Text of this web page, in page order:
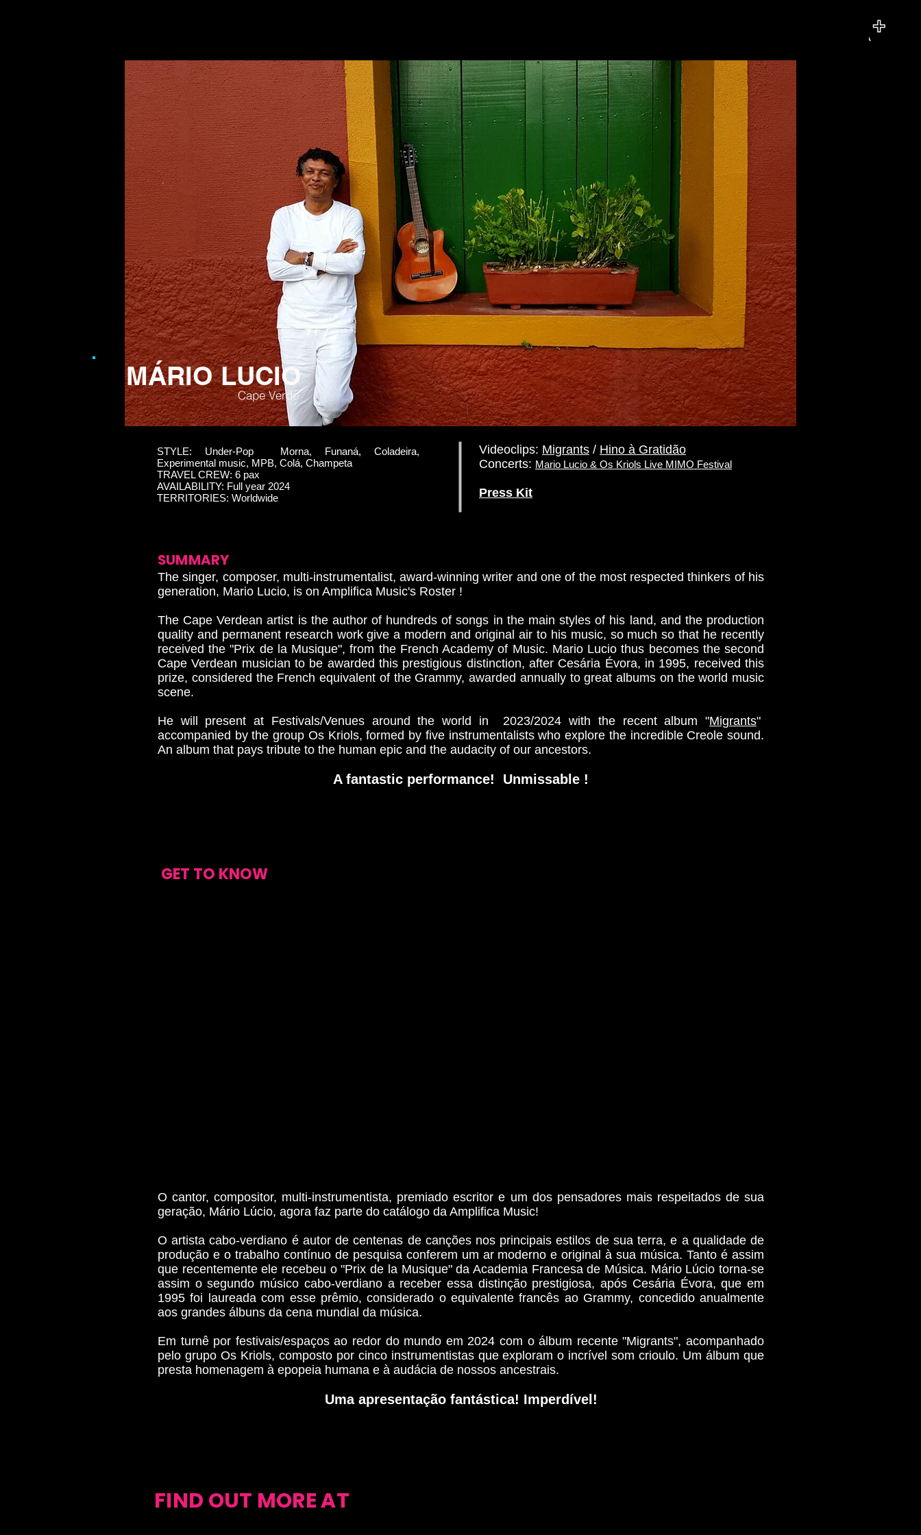
MÁRIO LUCIO
Cape Verde
STYLE: Under-Pop Morna, Funaná, Coladeira,
Experimental music, MPB, Colá, Champeta
TRAVEL CREW: 6 pax
AVAILABILITY: Full year 2024
TERRITORIES: Worldwide
Videoclips: Migrants / Hino à Gratidão
Concerts: Mario Lucio & Os Kriols Live MIMO Festival
Press Kit
SUMMARY
The singer, composer, multi-instrumentalist, award-winning writer and one of the most respected thinkers of his
generation, Mario Lucio, is on Amplifica Music's Roster !
The Cape Verdean artist is the author of hundreds of songs in the main styles of his land, and the production
quality and permanent research work give a modern and original air to his music, so much so that he recently
received the "Prix de la Musique", from the French Academy of Music. Mario Lucio thus becomes the second
Cape Verdean musician to be awarded this prestigious distinction, after Cesária Évora, in 1995, received this
prize, considered the French equivalent of the Grammy, awarded annually to great albums on the world music
scene.
He will present at Festivals/Venues around the world in 2023/2024 with the recent album "Migrants"
accompanied by the group Os Kriols, formed by five instrumentalists who explore the incredible Creole sound.
An album that pays tribute to the human epic and the audacity of our ancestors.
A fantastic performance! Unmissable !
GET TO KNOW
O cantor, compositor, multi-instrumentista, premiado escritor e um dos pensadores mais respeitados de sua
geração, Mário Lúcio, agora faz parte do catálogo da Amplifica Music!
O artista cabo-verdiano é autor de centenas de canções nos principais estilos de sua terra, e a qualidade de
produção e o trabalho contínuo de pesquisa conferem um ar moderno e original à sua música. Tanto é assim
que recentemente ele recebeu o "Prix de la Musique" da Academia Francesa de Música. Mário Lúcio torna-se
assim o segundo músico cabo-verdiano a receber essa distinção prestigiosa, após Cesária Évora, que em
1995 foi laureada com esse prêmio, considerado o equivalente francês ao Grammy, concedido anualmente
aos grandes álbuns da cena mundial da música.
Em turnê por festivais/espaços ao redor do mundo em 2024 com o álbum recente "Migrants", acompanhado
pelo grupo Os Kriols, composto por cinco instrumentistas que exploram o incrível som crioulo. Um álbum que
presta homenagem à epopeia humana e à audácia de nossos ancestrais.
Uma apresentação fantástica! Imperdível!
FIND OUT MORE AT